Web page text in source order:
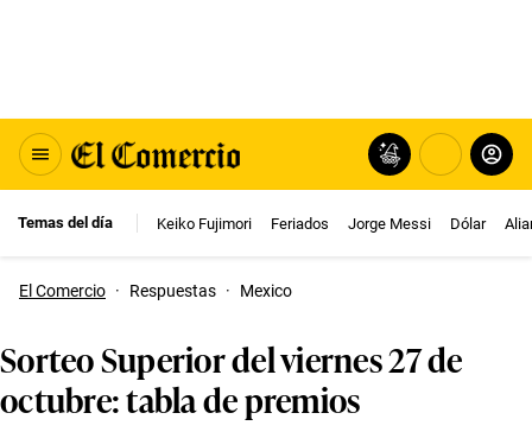
Temas del día Keiko Fujimori Feriados Jorge Messi Dólar
El Comercio · Respuestas · Mexico
Sorteo Superior del viernes 27 de
octubre: tabla de premios